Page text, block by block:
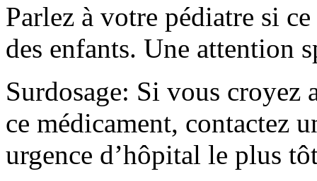
Parlez à votre pédiatre si
des enfants. Une attention
Surdosage: Si vous croyez
ce médicament, contactez
urgence d’hôpital le plus